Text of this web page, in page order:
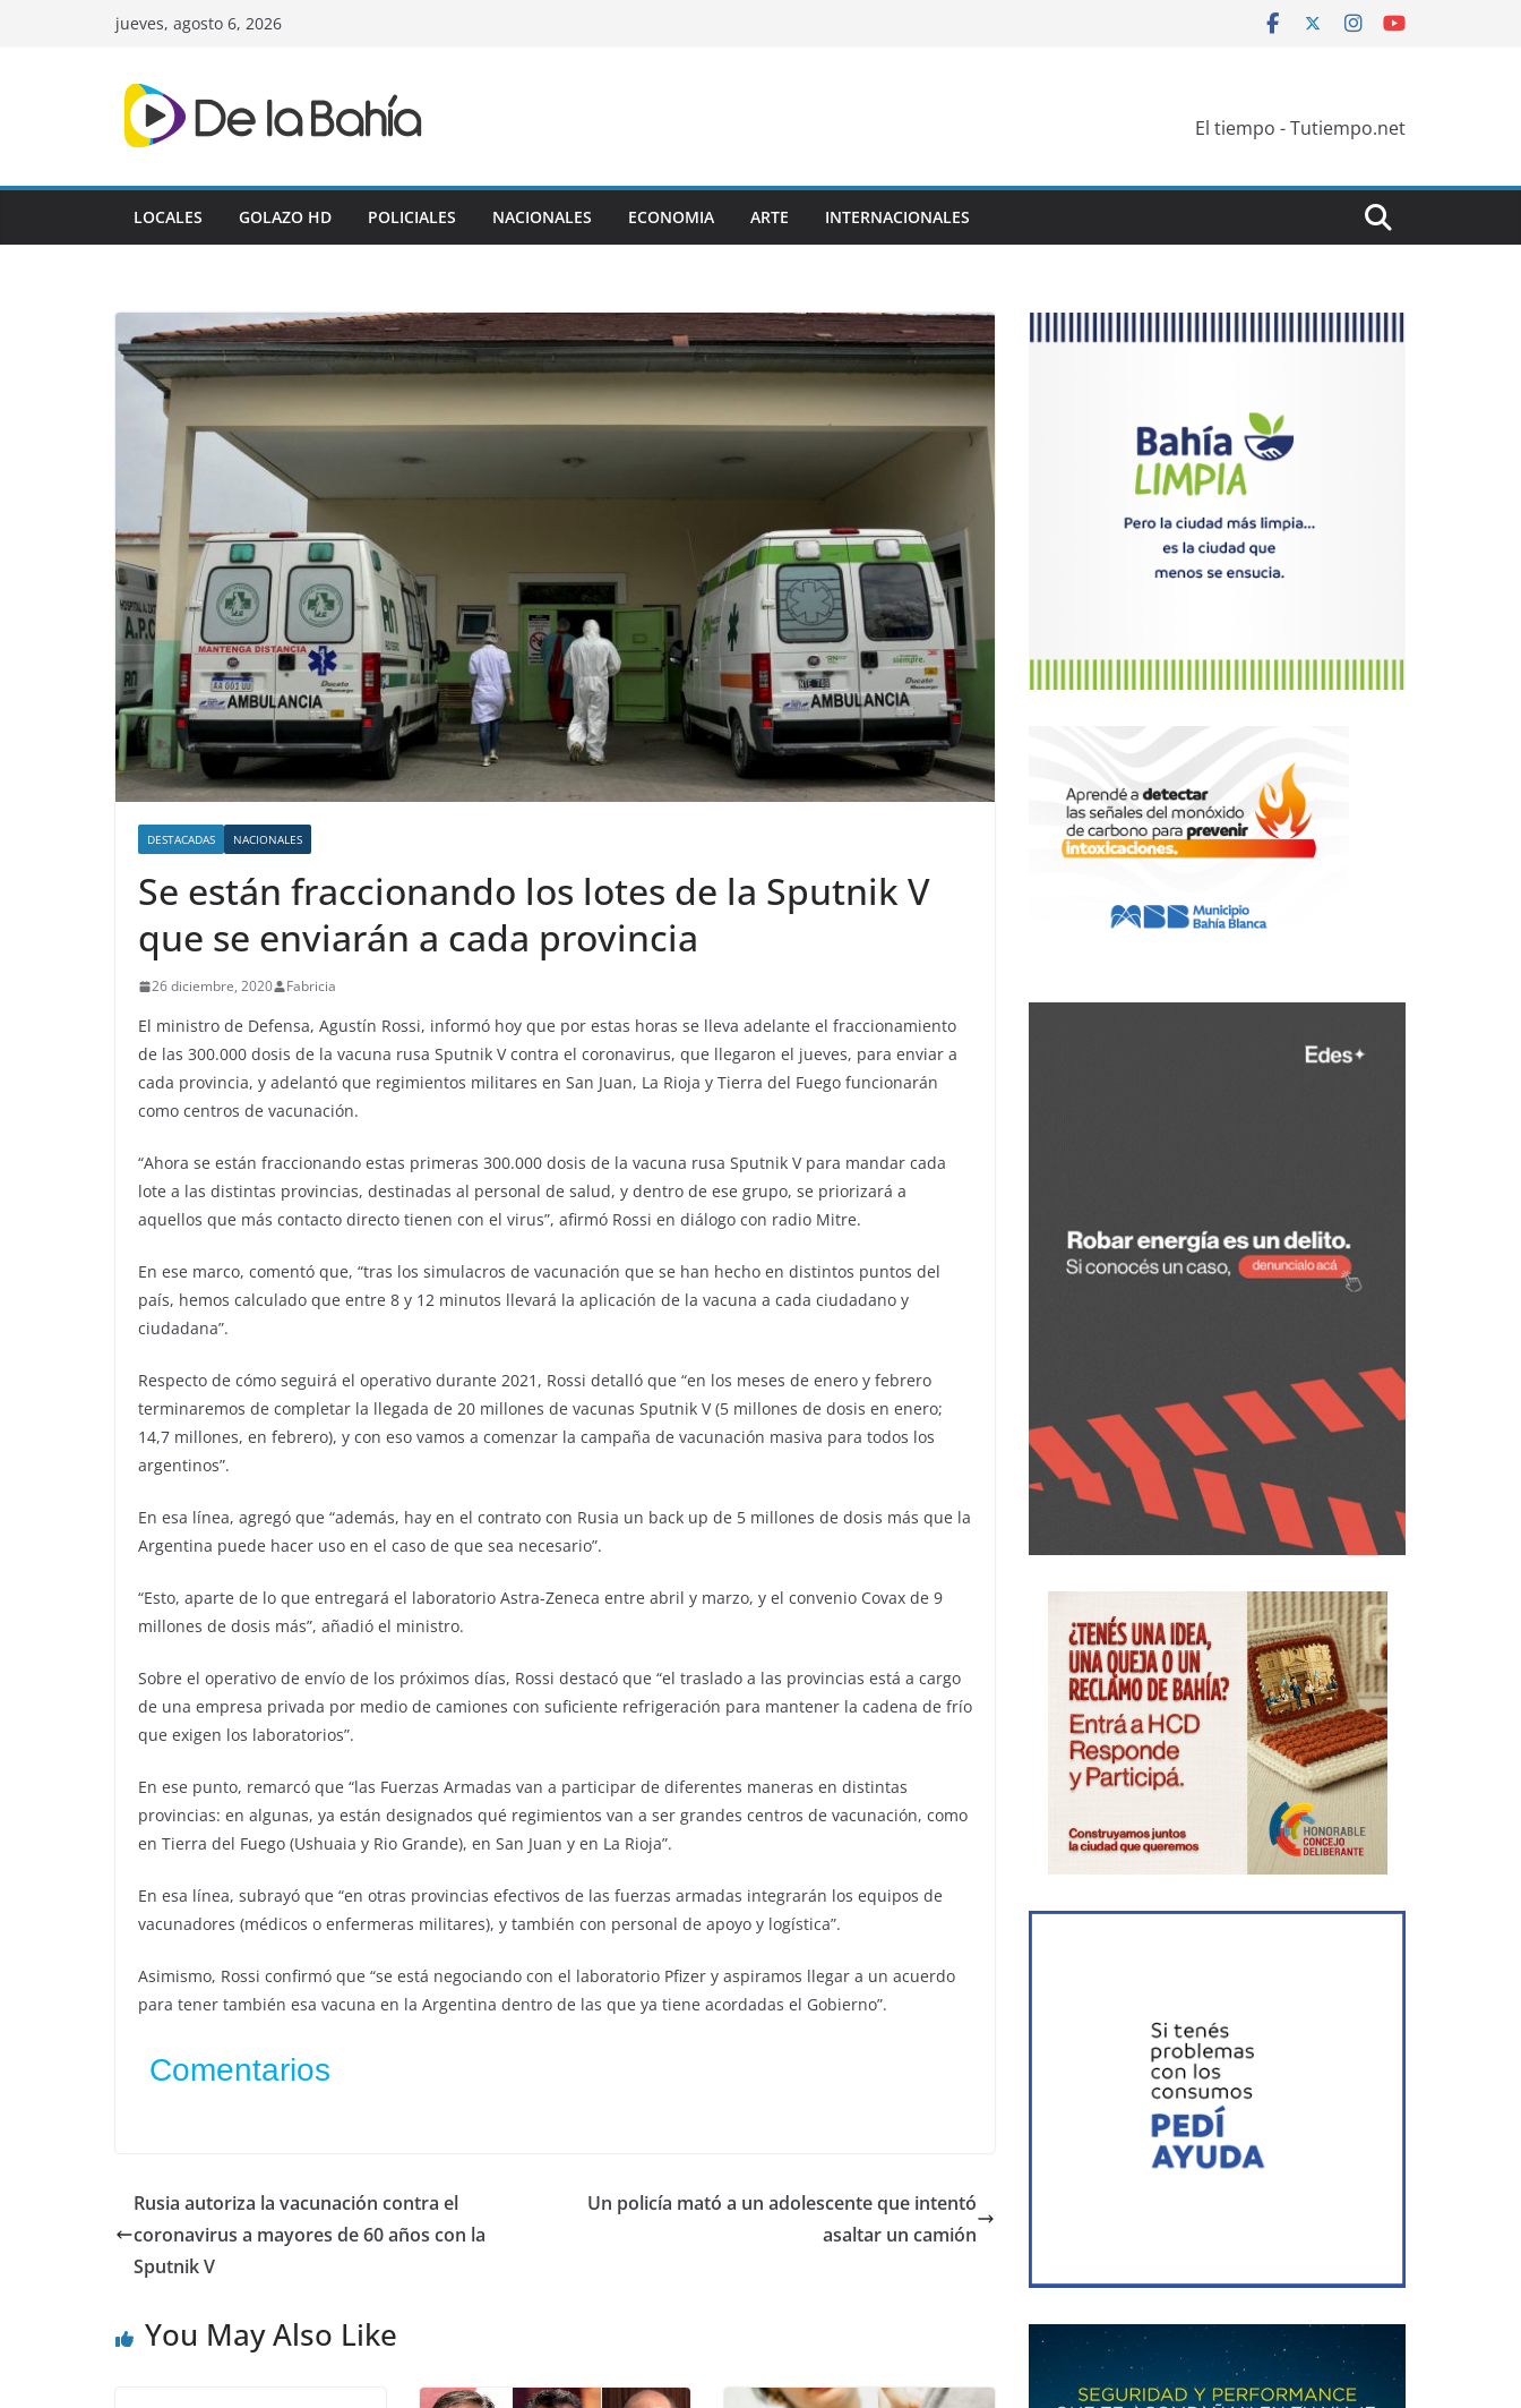
jueves, agosto 6, 2026
El tiempo - Tutiempo.net
LOCALES GOLAZO HD POLICIALES NACIONALES ECONOMIA ARTE INTERNACIONALES
DESTACADAS NACIONALES
Se están fraccionando los lotes de la Sputnik V
que se enviarán a cada provincia
26 diciembre, 2020 Fabricia
El ministro de Defensa, Agustín Rossi, informó hoy que por estas horas se lleva adelante el fraccionamiento
de las 300.000 dosis de la vacuna rusa Sputnik V contra el coronavirus, que llegaron el jueves, para enviar a
cada provincia, y adelantó que regimientos militares en San Juan, La Rioja y Tierra del Fuego funcionarán
como centros de vacunación.
“Ahora se están fraccionando estas primeras 300.000 dosis de la vacuna rusa Sputnik V para mandar cada
lote a las distintas provincias, destinadas al personal de salud, y dentro de ese grupo, se priorizará a
aquellos que más contacto directo tienen con el virus”, afirmó Rossi en diálogo con radio Mitre.
En ese marco, comentó que, “tras los simulacros de vacunación que se han hecho en distintos puntos del
país, hemos calculado que entre 8 y 12 minutos llevará la aplicación de la vacuna a cada ciudadano y
ciudadana”.
Respecto de cómo seguirá el operativo durante 2021, Rossi detalló que “en los meses de enero y febrero
terminaremos de completar la llegada de 20 millones de vacunas Sputnik V (5 millones de dosis en enero;
14,7 millones, en febrero), y con eso vamos a comenzar la campaña de vacunación masiva para todos los
argentinos”.
En esa línea, agregó que “además, hay en el contrato con Rusia un back up de 5 millones de dosis más que la
Argentina puede hacer uso en el caso de que sea necesario”.
“Esto, aparte de lo que entregará el laboratorio Astra-Zeneca entre abril y marzo, y el convenio Covax de 9
millones de dosis más”, añadió el ministro.
Sobre el operativo de envío de los próximos días, Rossi destacó que “el traslado a las provincias está a cargo
de una empresa privada por medio de camiones con suficiente refrigeración para mantener la cadena de frío
que exigen los laboratorios”.
En ese punto, remarcó que “las Fuerzas Armadas van a participar de diferentes maneras en distintas
provincias: en algunas, ya están designados qué regimientos van a ser grandes centros de vacunación, como
en Tierra del Fuego (Ushuaia y Rio Grande), en San Juan y en La Rioja”.
En esa línea, subrayó que “en otras provincias efectivos de las fuerzas armadas integrarán los equipos de
vacunadores (médicos o enfermeras militares), y también con personal de apoyo y logística”.
Asimismo, Rossi confirmó que “se está negociando con el laboratorio Pfizer y aspiramos llegar a un acuerdo
para tener también esa vacuna en la Argentina dentro de las que ya tiene acordadas el Gobierno”.
Comentarios
Rusia autoriza la vacunación contra el
coronavirus a mayores de 60 años con la
Sputnik V
Un policía mató a un adolescente que intentó
asaltar un camión
You May Also Like